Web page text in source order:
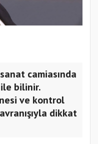
camiasında
bilinir.
ve kontrol
dikkat